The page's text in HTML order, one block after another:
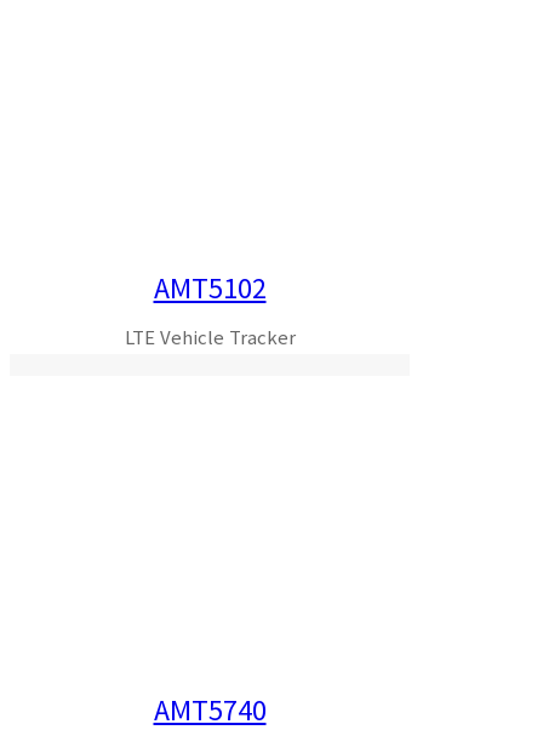
AMT5102
LTE Vehicle Tracker
AMT5740